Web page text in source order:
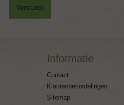
Versturen
Informatie
Contact
Klantenbeoordelingen
Sitemap